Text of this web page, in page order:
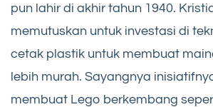
pun lahir di akhir tahun 1940.
memutuskan untuk investasi di
cetak plastik untuk membuat
lebih murah. Sayangnya
membuat Lego berkembang